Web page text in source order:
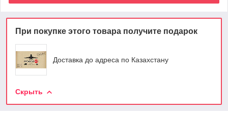
При покупке этого товара получите подарок
Доставка до адреса по Казахстану
Скрыть